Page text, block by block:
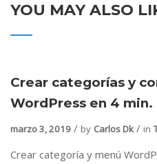
YOU MAY ALSO
Crear categorías y
WordPress en 4 min.
marzo 3, 2019 by Carlos Dk in
Crear categoría y menú